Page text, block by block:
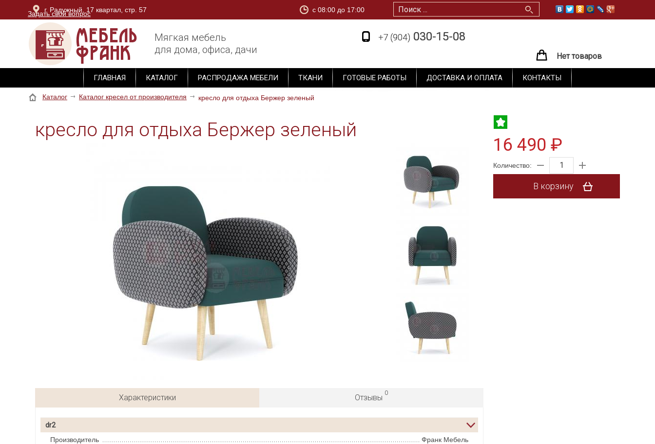
Задать свой вопрос
г. Радужный, 17 квартал, стр. 57
г. Владимир, ОТК Тандем, блок Юг, 3 этаж, секция М-1
c 08:00 до 17:00
Мягкая мебель
для дома, офиса, дачи
+7 (904) 030-15-08
Нет товаров
+7 (904) 030-15-08
ГЛАВНАЯ КАТАЛОГ РАСПРОДАЖА МЕБЕЛИ ТКАНИ ГОТОВЫЕ РАБОТЫ ДОСТАВКА И ОПЛАТА КОНТАКТЫ
Каталог Каталог кресел от производителя кресло для отдыха Бержер зеленый
кресло для отдыха Бержер зеленый
16 490 ₽
Количество:
В корзину
Характеристики Отзывы
0
dr2
Производитель
Франк Мебель